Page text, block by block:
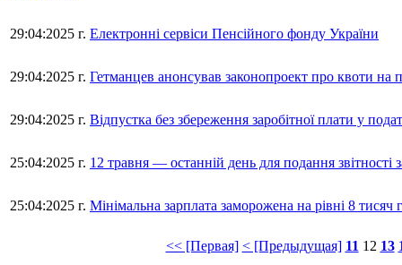
29:04:2025 г. Електронні сервіси Пенсійного фонду України
29:04:2025 г. Гетманцев анонсував законопроект про квоти на
29:04:2025 г. Відпустка без збереження заробітної плати у
25:04:2025 г. 12 травня — останній день для подання звітності
25:04:2025 г. Мінімальна зарплата заморожена на рівні 8
<< [Первая] < [Предыдущая] 11 12 13